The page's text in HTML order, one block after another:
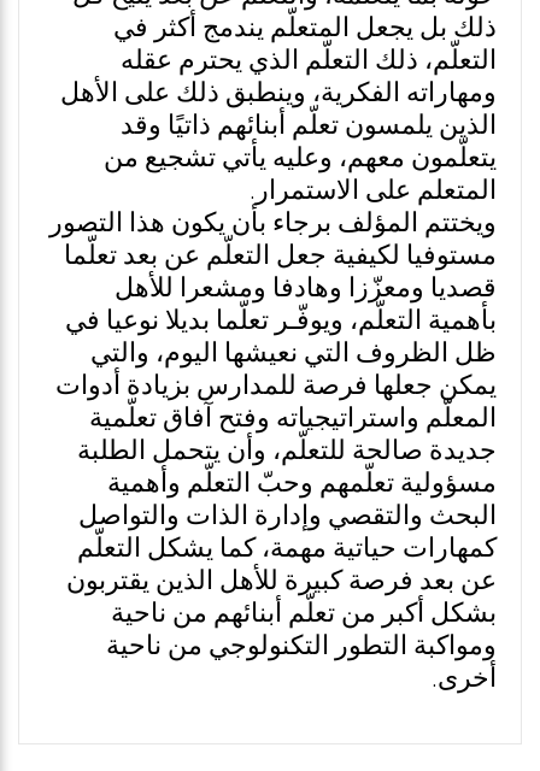
ذلك بل يجعل المتعلّم يندمج أكثر في
التعلّم، ذلك التعلّم الذي يحترم عقله
ومهاراته الفكرية، وينطبق ذلك على الأهل
الذين يلمسون تعلّم أبنائهم ذاتيًا وقد
يتعلّمون معهم، وعليه يأتي تشجيع من
المتعلم على الاستمرار.
ويختتم المؤلف برجاء بأن يكون هذا التصور
مستوفيا لكيفية جعل التعلّم عن بعد تعلّما
قصديا ومعزّزا وهادفا ومشعرا للأهل
بأهمية التعلّم، ويوفّـر تعلّما بديلا نوعيا في
ظل الظروف التي نعيشها اليوم، والتي
يمكن جعلها فرصة للمدارس بزيادة أدوات
المعلّم واستراتيجياته وفتح آفاق تعلّمية
جديدة صالحة للتعلّم، وأن يتحمل الطلبة
مسؤولية تعلّمهم وحبّ التعلّم وأهمية
البحث والتقصي وإدارة الذات والتواصل
كمهارات حياتية مهمة، كما يشكل التعلّم
عن بعد فرصة كبيرة للأهل الذين يقتربون
بشكل أكبر من تعلّم أبنائهم من ناحية
ومواكبة التطور التكنولوجي من ناحية
أخرى.